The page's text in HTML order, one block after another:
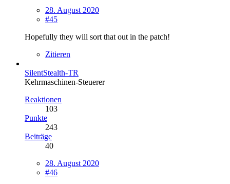
28. August 2020
#45
Hopefully they will sort that out in the patch!
Zitieren
SilentStealth-TR
Kehrmaschinen-Steuerer
Reaktionen
103
Punkte
243
Beiträge
40
28. August 2020
#46